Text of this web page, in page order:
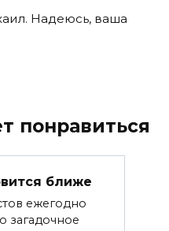
Надеюсь, ваша
понравиться
ближе
ежегодно
загадочное